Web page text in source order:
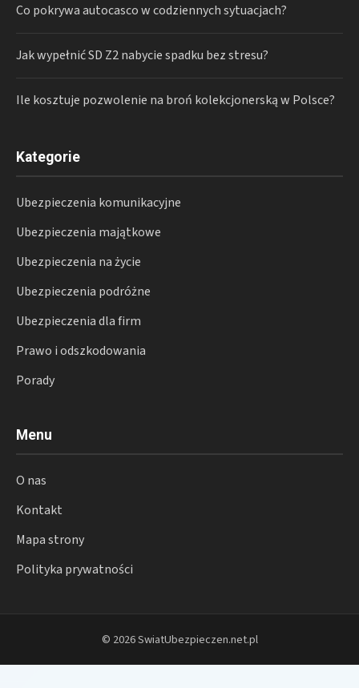
Co pokrywa autocasco w codziennych sytuacjach?
Jak wypełnić SD Z2 nabycie spadku bez stresu?
Ile kosztuje pozwolenie na broń kolekcjonerską w Polsce?
Kategorie
Ubezpieczenia komunikacyjne
Ubezpieczenia majątkowe
Ubezpieczenia na życie
Ubezpieczenia podróżne
Ubezpieczenia dla firm
Prawo i odszkodowania
Porady
Menu
O nas
Kontakt
Mapa strony
Polityka prywatności
© 2026 SwiatUbezpieczen.net.pl